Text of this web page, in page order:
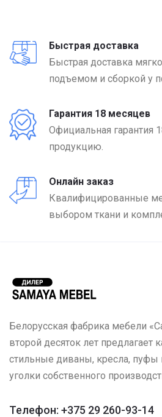
Быстрая доставка
Быстрая доставка
подъемом и сборкой у
Гарантия 18 месяцев
Официальная гарантия
продукцию.
Онлайн заказ
Квалифицированные
выбором ткани и
Белорусская фабрика мебели
второй десяток лет предлагает
стильные диваны, кресла, пуфы
уголки собственного
Телефон: +375 29 260-93-14